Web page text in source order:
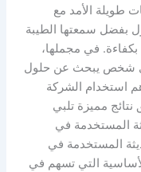
طويلة الأمد مع
بفضل سمعتها الطيبة
في مجملها،
لأي شخص يبحث عن حلول
استخدام الشركة
مميزة تلبي
المستخدمة في
المستخدمة في
التي تسهم في